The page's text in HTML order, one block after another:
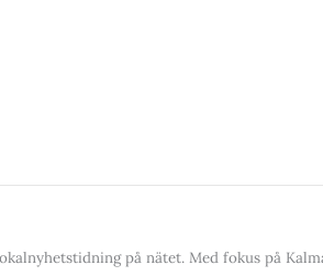
på nätet. Med fokus på